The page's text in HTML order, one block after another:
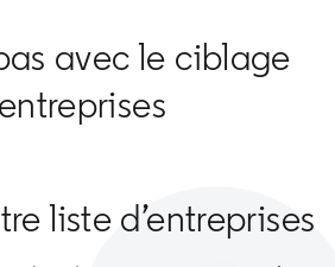
avec le ciblage
liste d’entreprises